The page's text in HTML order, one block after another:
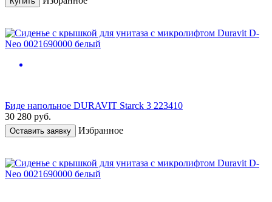
Биде напольное DURAVIT Starck 3 223410
30 280 руб.
Оставить заявку Избранное